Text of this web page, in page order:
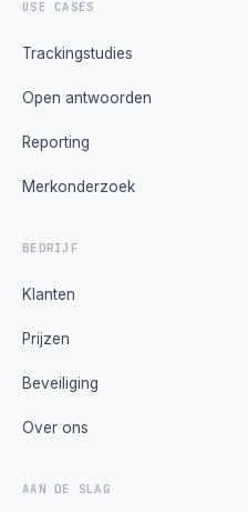
USE CASES
Trackingstudies
Open antwoorden
Reporting
Merkonderzoek
BEDRIJF
Klanten
Prijzen
Beveiliging
Over ons
AAN DE SLAG